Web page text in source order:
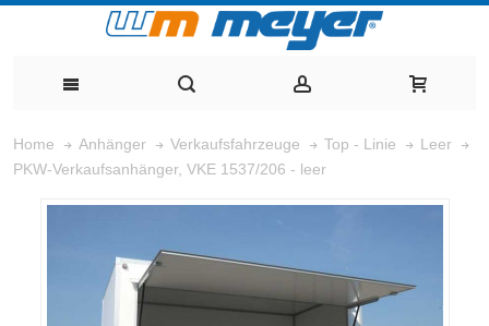
Home Anhänger Verkaufsfahrzeuge Top - Linie
Leer
PKW-Verkaufsanhänger, VKE 1537/206 - leer